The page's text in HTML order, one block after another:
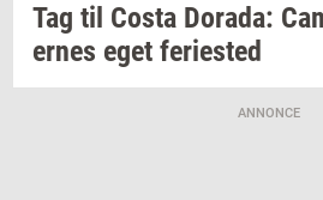
Tag til Costa Dora­da:
er­nes eget fe­ri­e­sted
ANNONCE